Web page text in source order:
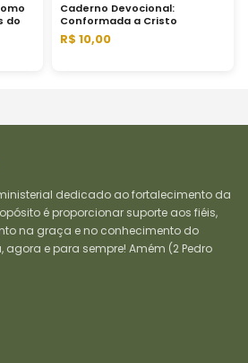
do
Caderno Devocional:
Conformada a Cristo
R$ 10,00
dedicado ao fortalecimento da
é proporcionar suporte aos fiéis,
na graça e no conhecimento do
agora e para sempre! Amém (2 Pedro